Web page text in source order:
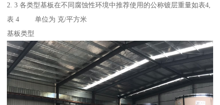
2. 3 各类型基板在不同腐蚀性环境中推荐使用的公称镀层重量如表4,
表 4 单位为 克/平方米
基板类型